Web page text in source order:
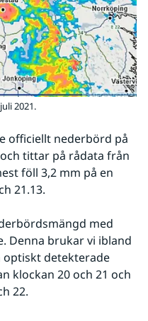
2021.
officiellt nederbörd på
tittar på rådata från
föll 3,2 mm på en
21.13.
med
Denna brukar vi ibland
optiskt detekterade
klockan 20 och 21 och
22.